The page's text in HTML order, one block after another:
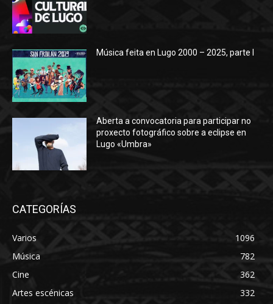
Música feita en Lugo 2000 – 2025, parte I
Aberta a convocatoria para participar no
proxecto fotográfico sobre a eclipse en
Lugo «Umbra»
CATEGORÍAS
Varios
1096
Música
782
Cine
362
Artes escénicas
332